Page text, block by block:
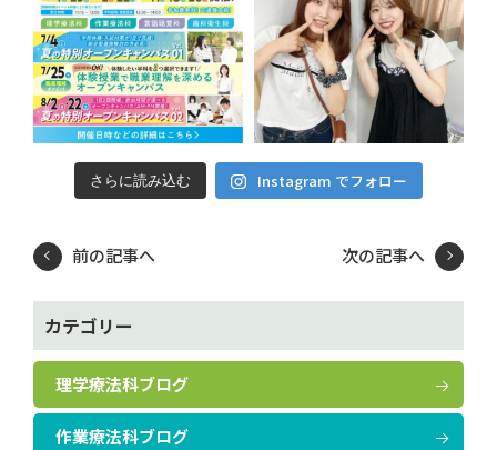
さらに読み込む Instagram でフォロー
前の記事へ 次の記事へ
カテゴリー
理学療法科ブログ
作業療法科ブログ